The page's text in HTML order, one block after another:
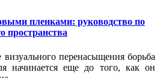
пленками: руководство по
пространства
перенасыщения борьба
начинается еще до того, как он